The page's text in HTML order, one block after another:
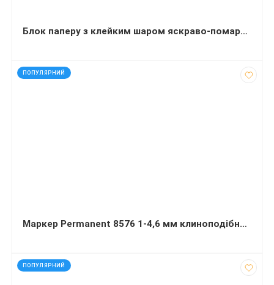
Блок паперу з клейким шаром яскраво-помаранчевий 75x75 мм 100 аркушів Delta AXENT
ПОПУЛЯРНИЙ
код: 7524
Маркер Permanent 8576 1-4,6 мм клиноподібний чорний
ПОПУЛЯРНИЙ
код: 913